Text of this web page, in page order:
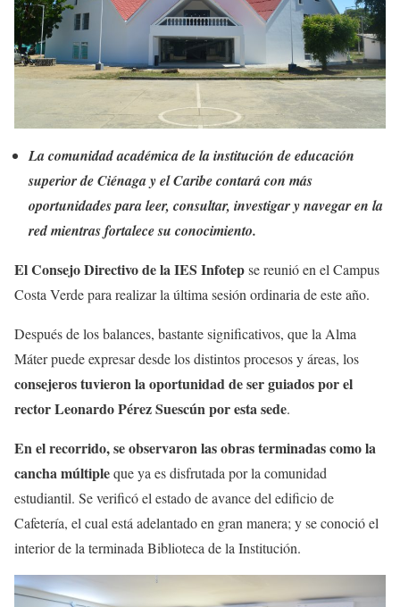
La comunidad académica de la institución de educación
superior de Ciénaga y el Caribe contará con más
oportunidades para leer, consultar, investigar y navegar en la
red mientras fortalece su conocimiento.
El Consejo Directivo de la IES Infotepse reunió en el Campus
Costa Verde para realizar la última sesión ordinaria de este año.
Después de los balances, bastante significativos, que la Alma
Máter puede expresar desde los distintos procesos y áreas, los
consejeros tuvieron la oportunidad de ser guiados por el
rector Leonardo Pérez Suescún por esta sede.
En el recorrido, se observaron las obras terminadas como la
cancha múltipleque ya es disfrutada por la comunidad
estudiantil. Se verificó el estado de avance del edificio de
Cafetería, el cual está adelantado en gran manera; y se conoció el
interior de la terminada Biblioteca de la Institución.